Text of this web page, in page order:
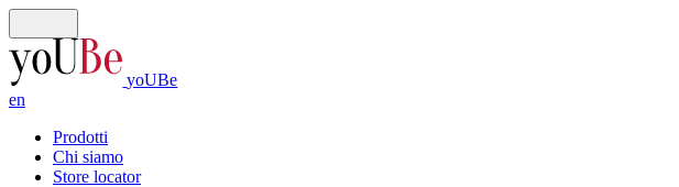
yoUBe
en
Prodotti
Chi siamo
Store locator